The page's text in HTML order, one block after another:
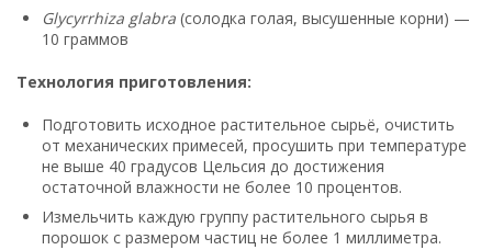
Glycyrrhiza glabra (солодка голая, высушенные корни) —
10 граммов
Технология приготовления:
Подготовить исходное растительное сырьё, очистить
от механических примесей, просушить при температуре
не выше 40 градусов Цельсия до достижения
остаточной влажности не более 10 процентов.
Измельчить каждую группу растительного сырья в
порошок с размером частиц не более 1 миллиметра.